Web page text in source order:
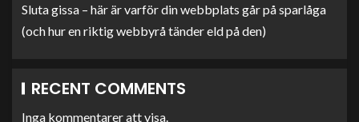
Sluta gissa – här är varför din webbplats går på sparlåga
(och hur en riktig webbyrå tänder eld på den)
RECENT COMMENTS
Inga kommentarer att visa.